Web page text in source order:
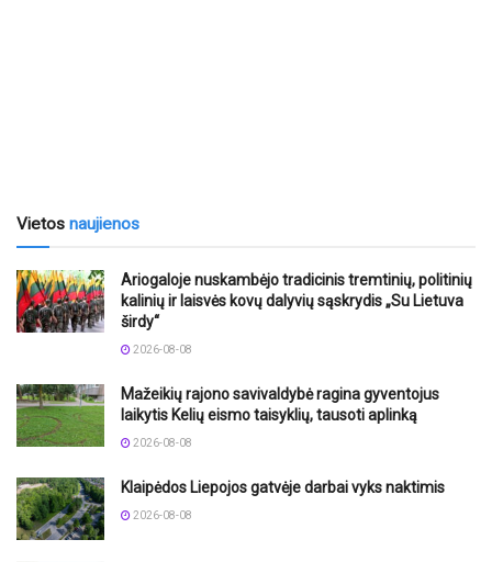
Vietos naujienos
Ariogaloje nuskambėjo tradicinis tremtinių, politinių
kalinių ir laisvės kovų dalyvių sąskrydis „Su Lietuva
širdy“
2026-08-08
Mažeikių rajono savivaldybė ragina gyventojus
laikytis Kelių eismo taisyklių, tausoti aplinką
2026-08-08
Klaipėdos Liepojos gatvėje darbai vyks naktimis
2026-08-08